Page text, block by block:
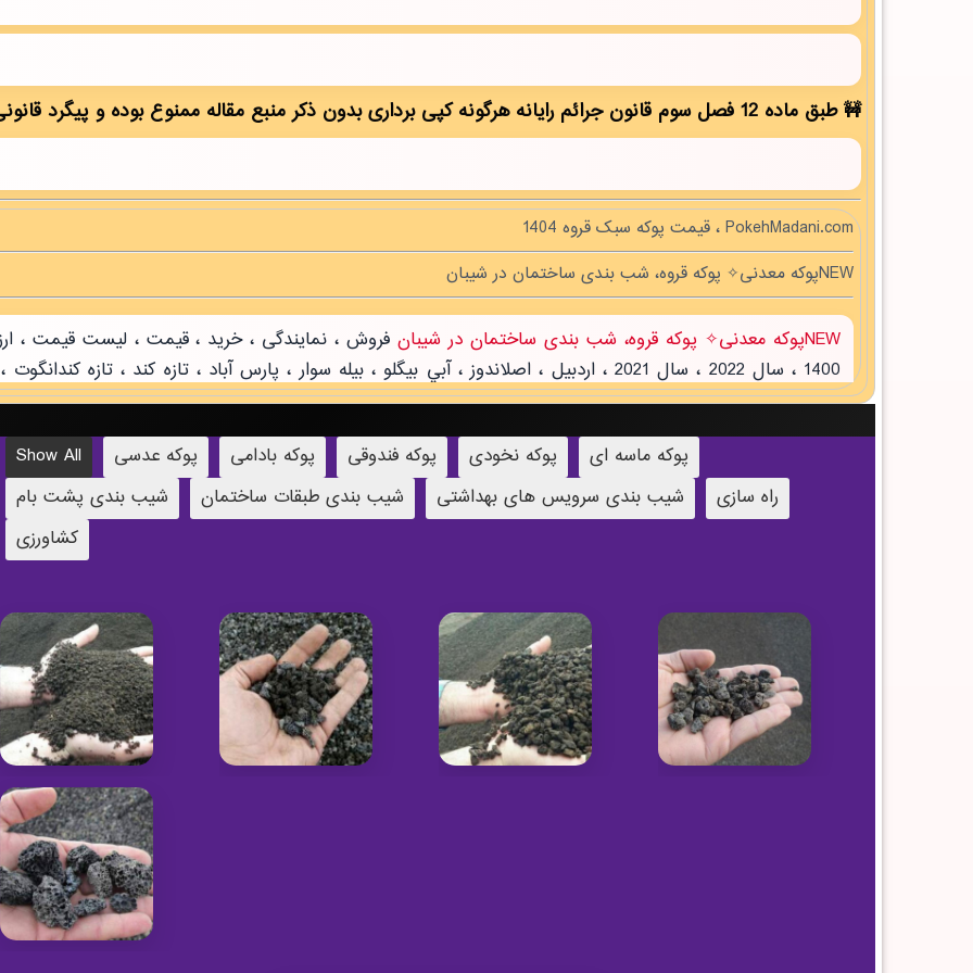
طبق ماده 12 فصل سوم قانون جرائم رایانه هرگونه کپی برداری بدون ذکر منبع مقاله ممنوع بوده و پیگرد قانونی دارد!
PokehMadani.com ، قیمت پوکه سبک قروه 1404
NEWپوکه معدنی✧ پوکه قروه، شب بندی ساختمان در شيبان
NEWپوکه معدنی✧ پوکه قروه، شب بندی ساختمان در شيبان
Show All پوکه عدسی پوکه بادامی پوکه فندوقی پوکه نخودی
پوکه ماسه ای
شیب بندی پشت بام
شیب بندی طبقات ساختمان شیب بندی سرویس های بهداشتی
راه سازی
کشاورزی